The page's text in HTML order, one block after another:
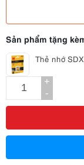
Sản phẩm tặng
Thẻ nhớ
+
-